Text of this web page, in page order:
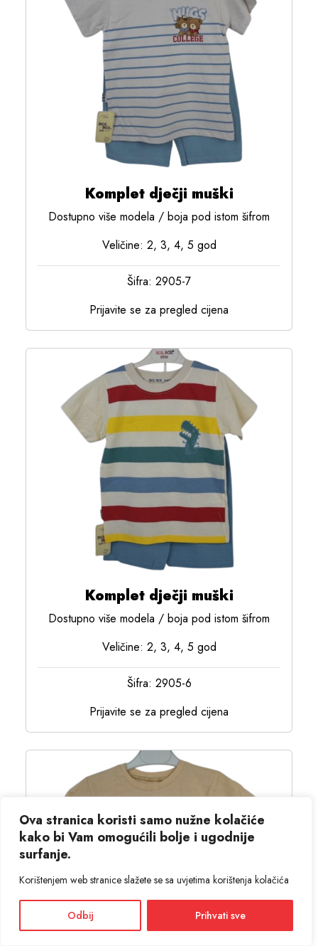
Ova stranica koristi samo nužne kolačiće
kako bi Vam omogućili bolje i ugodnije
surfanje.
Korištenjem web stranice slažete se sa uvjetima korištenja kolačića
Odbij Prihvati sve
Komplet dječji muški
Dostupno više modela / boja pod istom šifrom
Veličine: 2, 3, 4, 5 god
Šifra: 2905-7
Prijavite se za pregled cijena
Komplet dječji muški
Dostupno više modela / boja pod istom šifrom
Veličine: 2, 3, 4, 5 god
Šifra: 2905-6
Prijavite se za pregled cijena